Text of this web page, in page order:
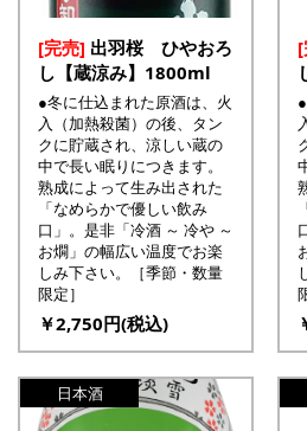
[完売] 出羽桜 ひやおろ
し【蔵涼み】1800ml
●冬に仕込まれた原酒は、火
入（加熱殺菌）の後、タン
クに貯蔵され、涼しい蔵の
中で長い眠りにつきます。
熟成によって生み出された
「なめらかで優しい飲み
口」。是非「冷酒 ～ 冷や ～
お燗」の幅広い温度でお楽
しみ下さい。［季節・数量
限定］
￥2,750円(税込)
日本酒